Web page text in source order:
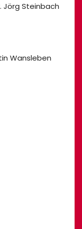
Jörg Steinbach
Wansleben